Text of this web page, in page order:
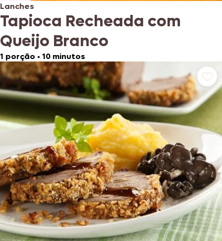
Lanches
Tapioca Recheada com
Queijo Branco
1 porção • 10 minutos